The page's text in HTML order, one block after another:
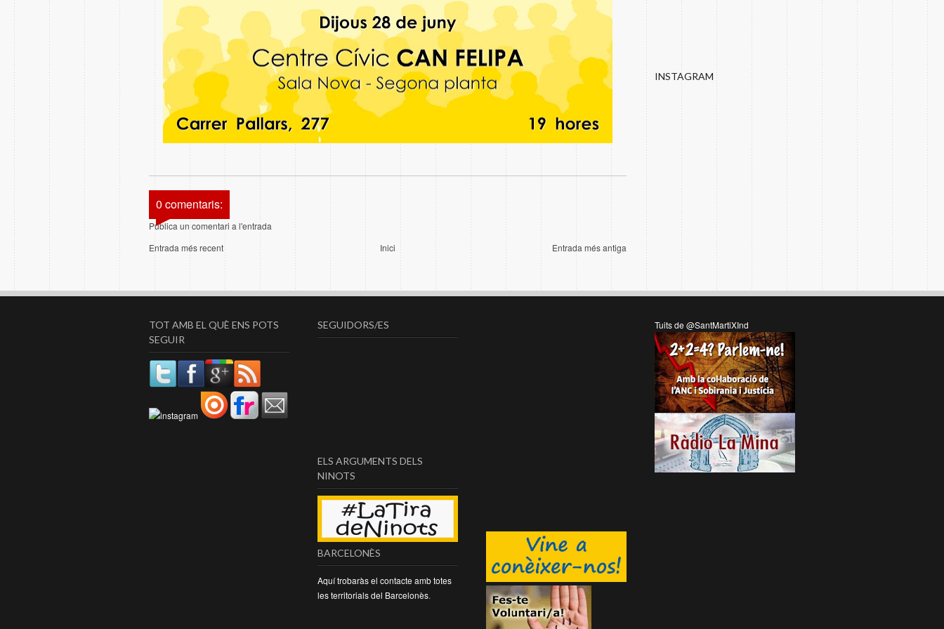
0 comentaris:
Publica un comentari a l'entrada
Entrada més recent
Inici Entrada més antiga
INSTAGRAM
TOT AMB EL QUÈ ENS POTS
SEGUIR
SEGUIDORS/ES
ELS ARGUMENTS DELS
NINOTS
BARCELONÈS
Aquí trobaràs el contacte amb totes
les territorials del Barcelonès.
Tuits de @SantMartiXInd